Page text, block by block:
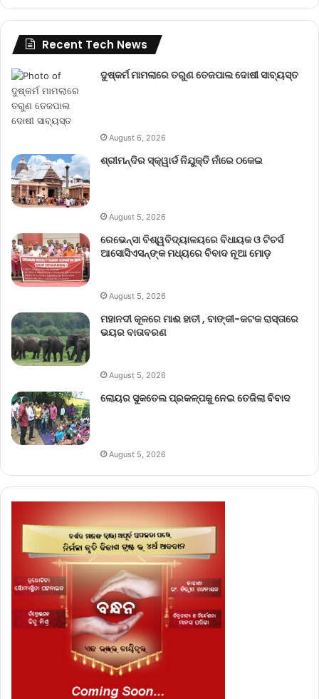
Recent Tech News
ଦୁଷ୍କର୍ମ ମାମଲାରେ ତରୁଣ ତେଜପାଲ ଦୋଷୀ ସାବ୍ୟସ୍ତ
August 6, 2026
ଶ୍ରୀମନ୍ଦିର ସ୍କ୍ୱାର୍ଡ ନିଯୁକ୍ତି ନାଁରେ ଠକେଇ
August 5, 2026
ରେଭେନ୍ସା ବିଶ୍ୱବିଦ୍ୟାଳୟରେ ବିଧାୟକ ଓ ଟିଚର୍ସ
ଆସୋସିଏସନ୍‌ଙ୍କ ମଧ୍ୟରେ ବିବାଦ ନୂଆ ମୋଡ଼
August 5, 2026
ମହାନଦୀ କୂଳରେ ମାଈ ହାତୀ , ବାଙ୍କୀ-କଟକ ରାସ୍ତାରେ
ଭୟର ବାତାବରଣ
August 5, 2026
ଲୋୟର ସୁକତେଲ ପ୍ରକଳ୍ପକୁ ନେଇ ତେଜିଲା ବିବାଦ
August 5, 2026